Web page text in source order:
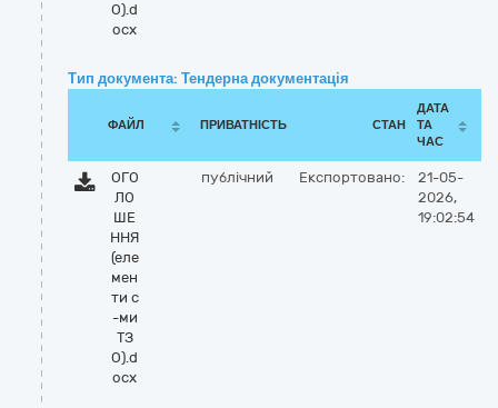
О).d
ocx
Тип документа: Тендерна документація
ФАЙЛ ПРИВАТНІСТЬ СТАН
ДАТА
ТА
ЧАС
ОГО
ЛО
ШЕ
ННЯ
(еле
мен
ти с
-ми
ТЗ
О).d
ocx
публічний Експортовано:
21-05-
2026,
19:02:54